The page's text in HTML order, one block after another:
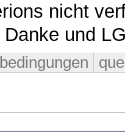
nicht
und
bedingungen